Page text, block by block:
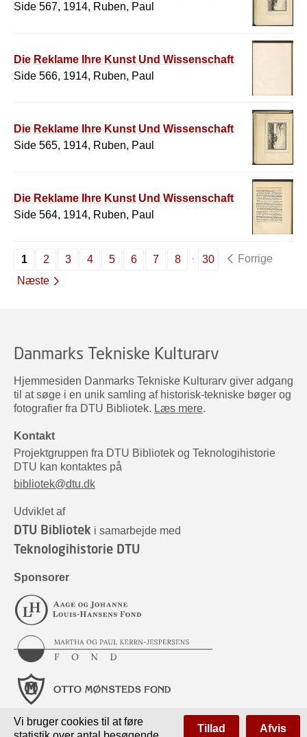
Side 567, 1914, Ruben, Paul
Die Reklame Ihre Kunst Und Wissenschaft
Side 566, 1914, Ruben, Paul
Die Reklame Ihre Kunst Und Wissenschaft
Side 565, 1914, Ruben, Paul
Die Reklame Ihre Kunst Und Wissenschaft
Side 564, 1914, Ruben, Paul
1 2 3 4 5 6 7 8 30
Forrige
Næste
Danmarks Tekniske Kulturarv
Hjemmesiden Danmarks Tekniske Kulturarv giver adgang
til at søge i en unik samling af historisk-tekniske bøger og
fotografier fra DTU Bibliotek. Læs mere.
Kontakt
Projektgruppen fra DTU Bibliotek og Teknologihistorie
DTU kan kontaktes på
bibliotek@dtu.dk
Udviklet af
DTU Bibliotek i samarbejde med
Teknologihistorie DTU
Sponsorer
Vi bruger cookies til at føre
Tillad Afvis